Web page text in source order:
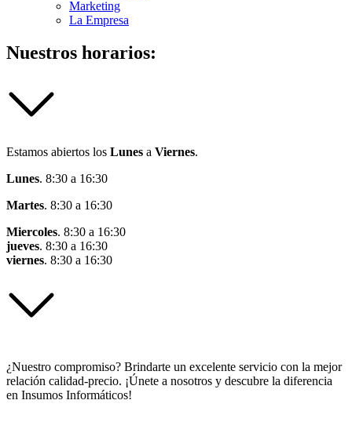
Marketing
La Empresa
Nuestros horarios:
Estamos abiertos los Lunes a Viernes.
Lunes. 8:30 a 16:30
Martes. 8:30 a 16:30
Miercoles. 8:30 a 16:30
jueves. 8:30 a 16:30
viernes. 8:30 a 16:30
¿Nuestro compromiso? Brindarte un excelente servicio con la mejor
relación calidad-precio. ¡Únete a nosotros y descubre la diferencia
en Insumos Informáticos!